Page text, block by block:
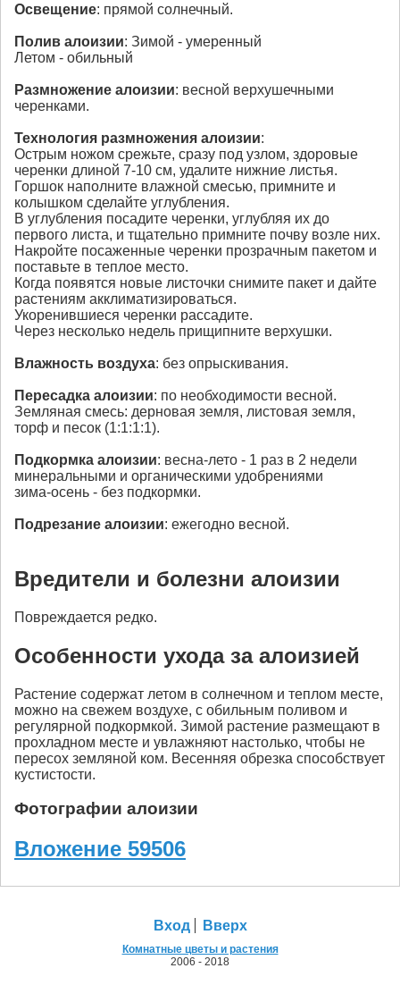
Освещение: прямой солнечный.
Полив алоизии: Зимой - умеренный
Летом - обильный
Размножение алоизии: весной верхушечными
черенками.
Технология размножения алоизии:
Острым ножом срежьте, сразу под узлом, здоровые
черенки длиной 7-10 см, удалите нижние листья.
Горшок наполните влажной смесью, примните и
колышком сделайте углубления.
В углубления посадите черенки, углубляя их до
первого листа, и тщательно примните почву возле них.
Накройте посаженные черенки прозрачным пакетом и
поставьте в теплое место.
Когда появятся новые листочки снимите пакет и дайте
растениям акклиматизироваться.
Укоренившиеся черенки рассадите.
Через несколько недель прищипните верхушки.
Влажность воздуха: без опрыскивания.
Пересадка алоизии: по необходимости весной.
Земляная смесь: дерновая земля, листовая земля,
торф и песок (1:1:1:1).
Подкормка алоизии: весна-лето - 1 раз в 2 недели
минеральными и органическими удобрениями
зима-осень - без подкормки.
Подрезание алоизии: ежегодно весной.
Вредители и болезни алоизии
Повреждается редко.
Особенности ухода за алоизией
Растение содержат летом в солнечном и теплом месте,
можно на свежем воздухе, с обильным поливом и
регулярной подкормкой. Зимой растение размещают в
прохладном месте и увлажняют настолько, чтобы не
пересох земляной ком. Весенняя обрезка способствует
кустистости.
Фотографии алоизии
Вложение 59506
Вход Вверх
Комнатные цветы и растения
2006 - 2018